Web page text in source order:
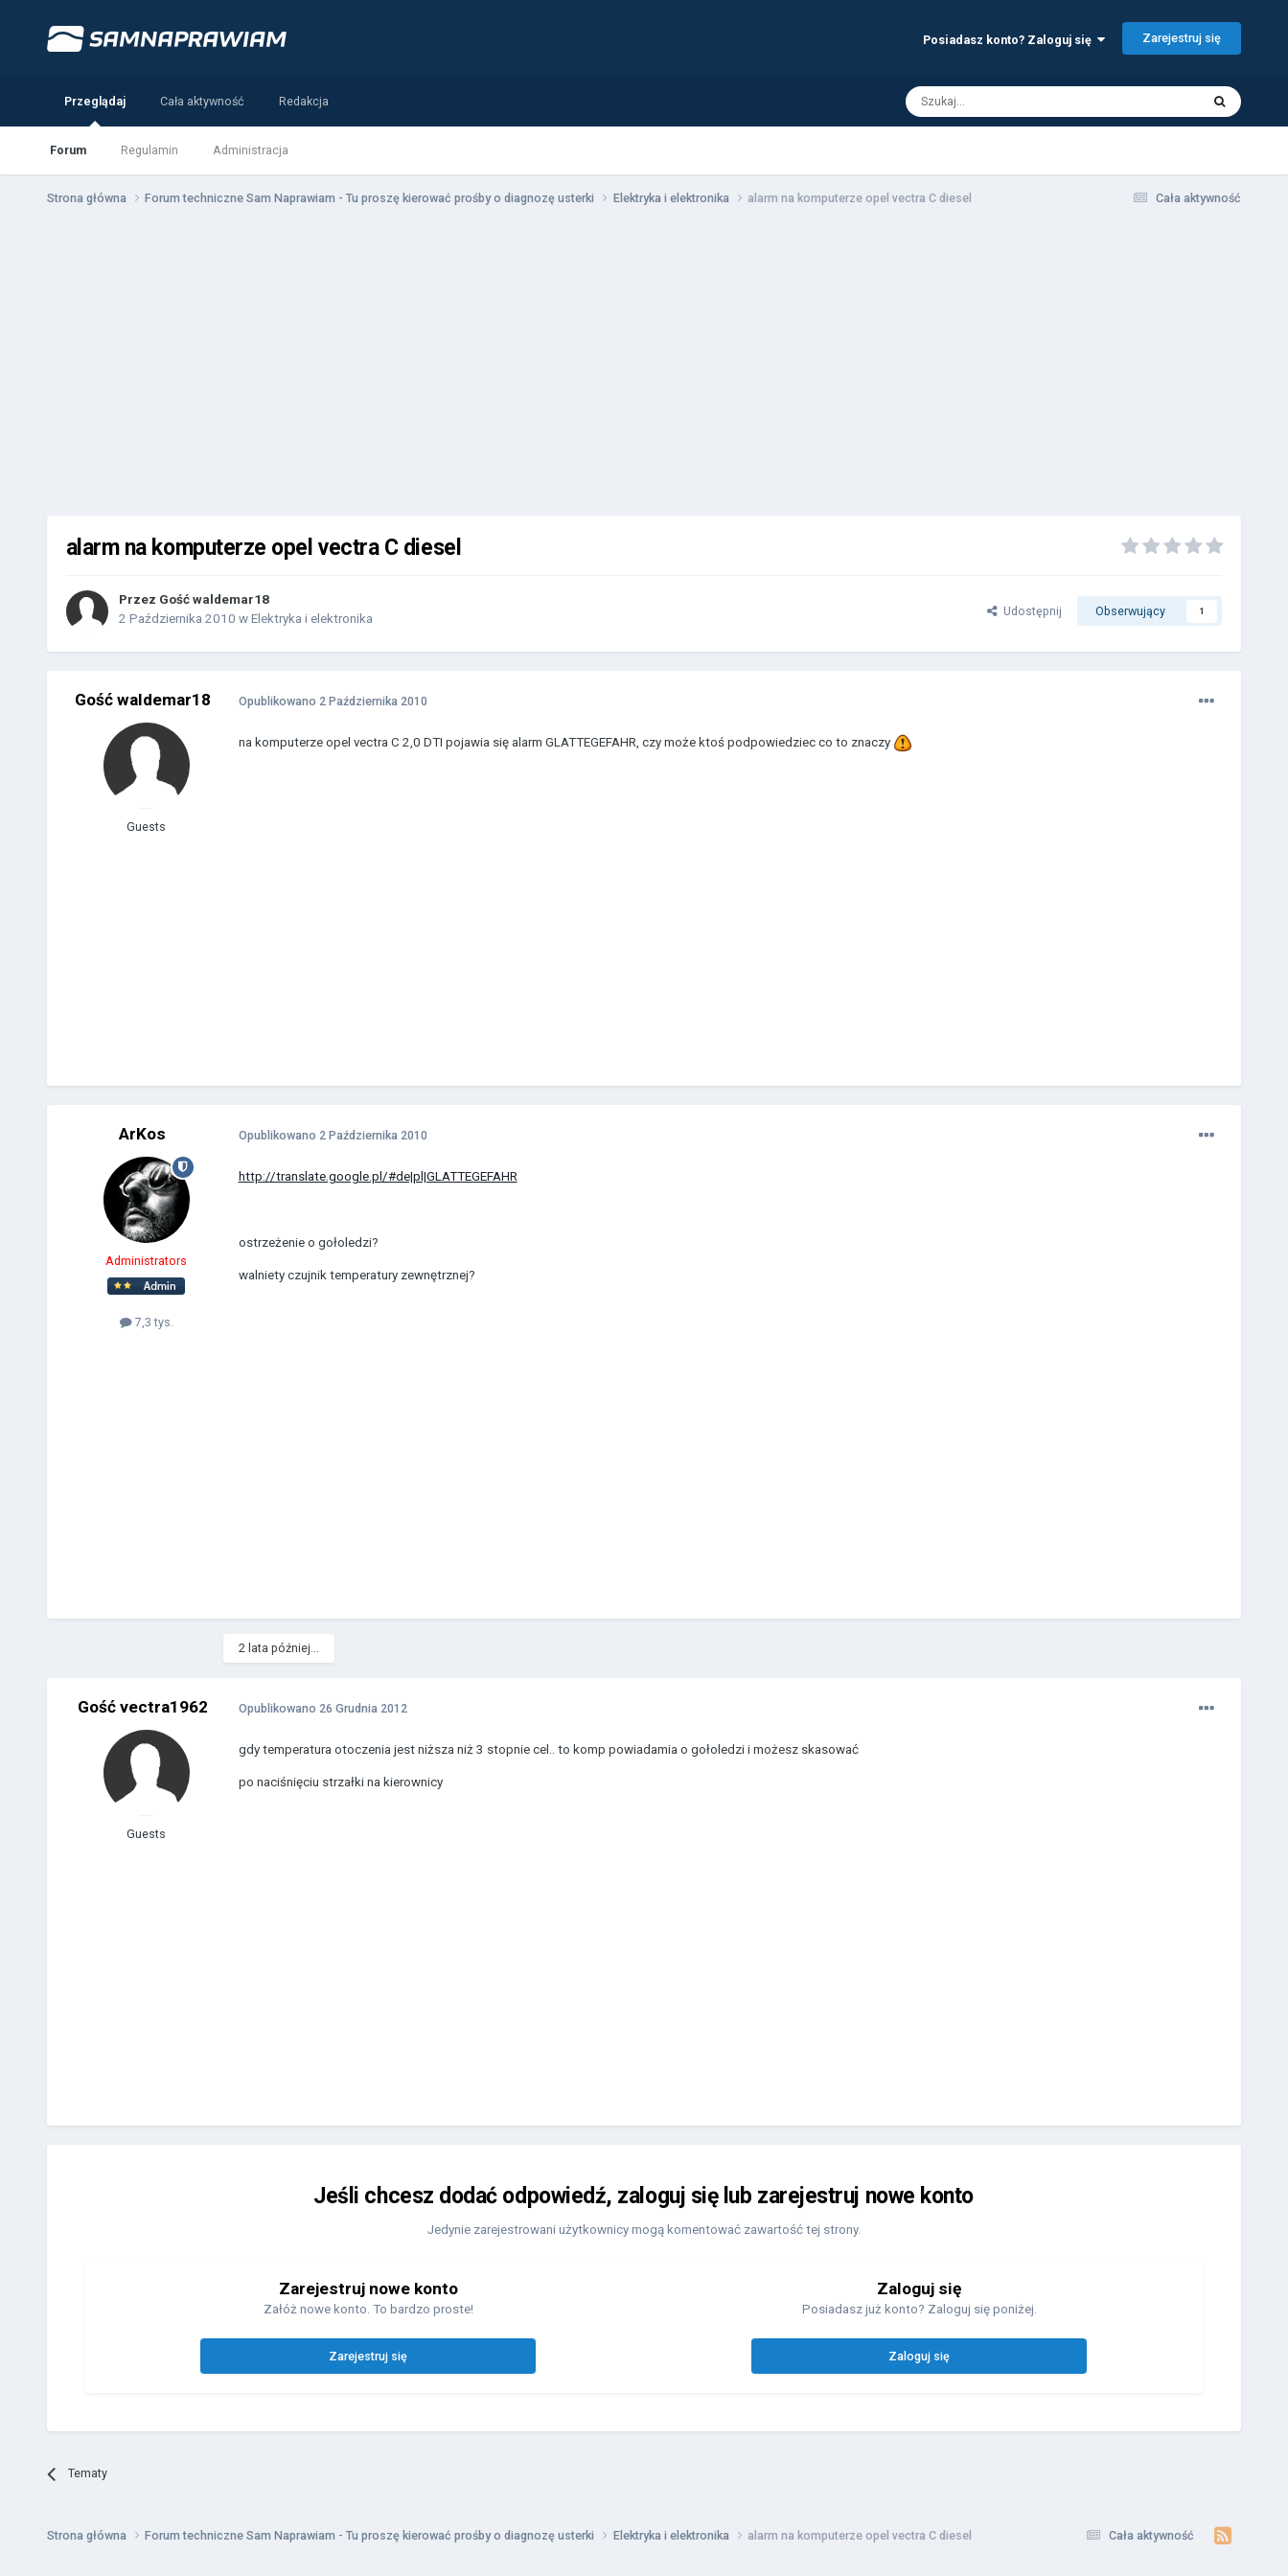
Posiadasz konto? Zaloguj się Zarejestruj się
Przeglądaj
Forum Regulamin Administracja
Cała aktywność Redakcja
Cała aktywność
Strona główna Forum techniczne Sam Naprawiam - Tu proszę kierować prośby o diagnozę usterki Elektryka i elektronika alarm na komputerze opel vectra C diesel
alarm na komputerze opel vectra C diesel
Przez Gość waldemar18
2 Października 2010 w Elektryka i elektronika Udostępnij Obserwujący 1
Gość waldemar18
Guests
Opublikowano 2 Października 2010
na komputerze opel vectra C 2,0 DTI pojawia się alarm GLATTEGEFAHR, czy może ktoś podpowiedziec co to znaczy
ArKos
Administrators
7,3 tys.
Opublikowano 2 Października 2010
http://translate.google.pl/#de|pl|GLATTEGEFAHR
ostrzeżenie o gołoledzi?
walniety czujnik temperatury zewnętrznej?
2 lata później...
Gość vectra1962
Guests
Opublikowano 26 Grudnia 2012
gdy temperatura otoczenia jest niższa niż 3 stopnie cel.. to komp powiadamia o gołoledzi i możesz skasować
po naciśnięciu strzałki na kierownicy
Jeśli chcesz dodać odpowiedź, zaloguj się lub zarejestruj nowe konto
Jedynie zarejestrowani użytkownicy mogą komentować zawartość tej strony.
Zarejestruj nowe konto
Załóż nowe konto. To bardzo proste!
Zarejestruj się
Zaloguj się
Posiadasz już konto? Zaloguj się poniżej.
Zaloguj się
Tematy
Cała aktywność
Strona główna Forum techniczne Sam Naprawiam - Tu proszę kierować prośby o diagnozę usterki Elektryka i elektronika alarm na komputerze opel vectra C diesel